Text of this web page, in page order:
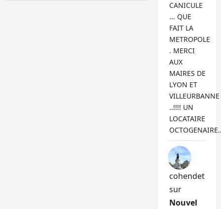
CANICULE
... QUE
FAIT LA
METROPOLE
. MERCI
AUX
MAIRES DE
LYON ET
VILLEURBANNE
..!!!! UN
LOCATAIRE
cohendet
sur
Nouvel